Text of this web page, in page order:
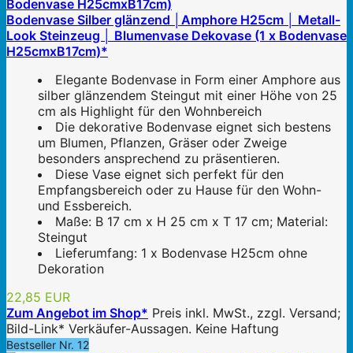
Bodenvase Silber glänzend │Amphore H25cm │ Metall-
Look Steinzeug │ Blumenvase Dekovase (1 x Bodenvase
H25cmxB17cm)*
Elegante Bodenvase in Form einer Amphore aus
silber glänzendem Steingut mit einer Höhe von 25
cm als Highlight für den Wohnbereich
Die dekorative Bodenvase eignet sich bestens
um Blumen, Pflanzen, Gräser oder Zweige
besonders ansprechend zu präsentieren.
Diese Vase eignet sich perfekt für den
Empfangsbereich oder zu Hause für den Wohn-
und Essbereich.
Maße: B 17 cm x H 25 cm x T 17 cm; Material:
Steingut
Lieferumfang: 1 x Bodenvase H25cm ohne
Dekoration
22,85 EUR
Zum Angebot im Shop* Preis inkl. MwSt., zzgl. Versand;
Bild-Link* Verkäufer-Aussagen. Keine Haftung
Bestseller Nr. 12